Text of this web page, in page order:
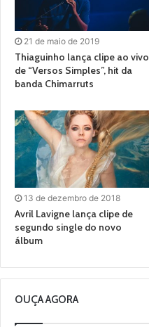
21 de maio de 2019
Thiaguinho lança clipe ao vivo
de “Versos Simples”, hit da
banda Chimarruts
13 de dezembro de 2018
Avril Lavigne lança clipe de
segundo single do novo
álbum
OUÇA AGORA